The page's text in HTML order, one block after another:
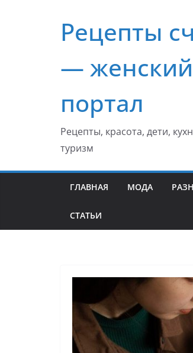
содержимомуРецепты
— женский
портал
Рецепты, красота, дети,
туризм
ГЛАВНАЯ МОДА
СТАТЬИ